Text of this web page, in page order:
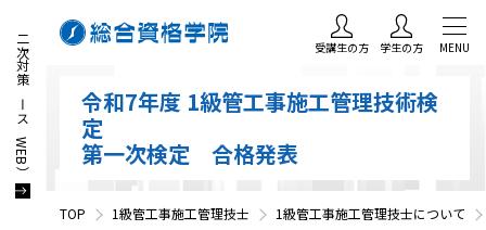
二次対策コース（WEB）
受講生の方 学生の方 MENU
令和7年度 1級管工事施工管理技術検
定
第一次検定 合格発表
TOP 1級管工事施工管理技士 1級管工事施工管理技士について